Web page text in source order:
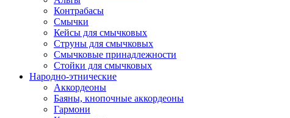
Контрабасы
Смычки
Кейсы для смычковых
Струны для смычковых
Смычковые принадлежности
Стойки для смычковых
Народно-этнические
Аккордеоны
Баяны, кнопочные аккордеоны
Гармони